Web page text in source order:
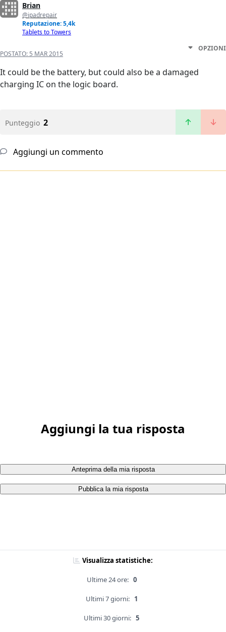
Brian
@ipadrepair
Reputazione: 5,4k
Tablets to Towers
POSTATO: 5 MAR 2015
OPZIONI
It could be the battery, but could also be a damaged
charging IC on the logic board.
Punteggio 2
Aggiungi un commento
Aggiungi la tua risposta
Anteprima della mia risposta
Pubblica la mia risposta
Visualizza statistiche:
Ultime 24 ore: 0
Ultimi 7 giorni: 1
Ultimi 30 giorni: 5